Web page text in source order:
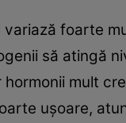
variază foarte
să atingă
mult
uşoare,